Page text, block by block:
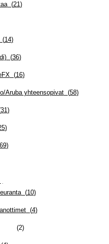
(21)
14)
(36)
(16)
Aruba yhteensopivat(58)
31)
)
)
(10)
(4)
(2)